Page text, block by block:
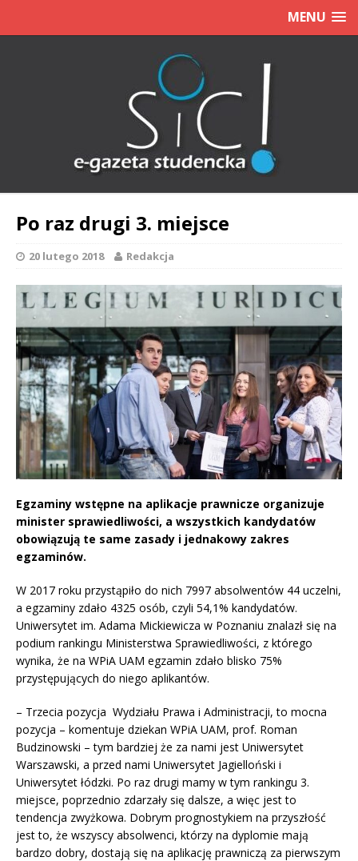
MENU
Po raz drugi 3. miejsce
20 lutego 2018 Redakcja
Egzaminy wstępne na aplikacje prawnicze organizuje
minister sprawiedliwości, a wszystkich kandydatów
obowiązują te same zasady i jednakowy zakres
egzaminów.
W 2017 roku przystąpiło do nich 7997 absolwentów 44 uczelni,
a egzaminy zdało 4325 osób, czyli 54,1% kandydatów.
Uniwersytet im. Adama Mickiewicza w Poznaniu znalazł się na
podium rankingu Ministerstwa Sprawiedliwości, z którego
wynika, że na WPiA UAM egzamin zdało blisko 75%
przystępujących do niego aplikantów.
– Trzecia pozycja Wydziału Prawa i Administracji, to mocna
pozycja – komentuje dziekan WPiA UAM, prof. Roman
Budzinowski – tym bardziej że za nami jest Uniwersytet
Warszawski, a przed nami Uniwersytet Jagielloński i
Uniwersytet łódzki. Po raz drugi mamy w tym rankingu 3.
miejsce, poprzednio zdarzały się dalsze, a więc jest to
tendencja zwyżkowa. Dobrym prognostykiem na przyszłość
jest to, że wszyscy absolwenci, którzy na dyplomie mają
bardzo dobry, dostają się na aplikację prawniczą za pierwszym